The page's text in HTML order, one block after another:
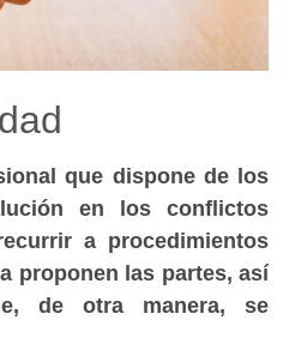
que dispone de los
en los conflictos
a procedimientos
proponen las partes, así
de otra manera, se